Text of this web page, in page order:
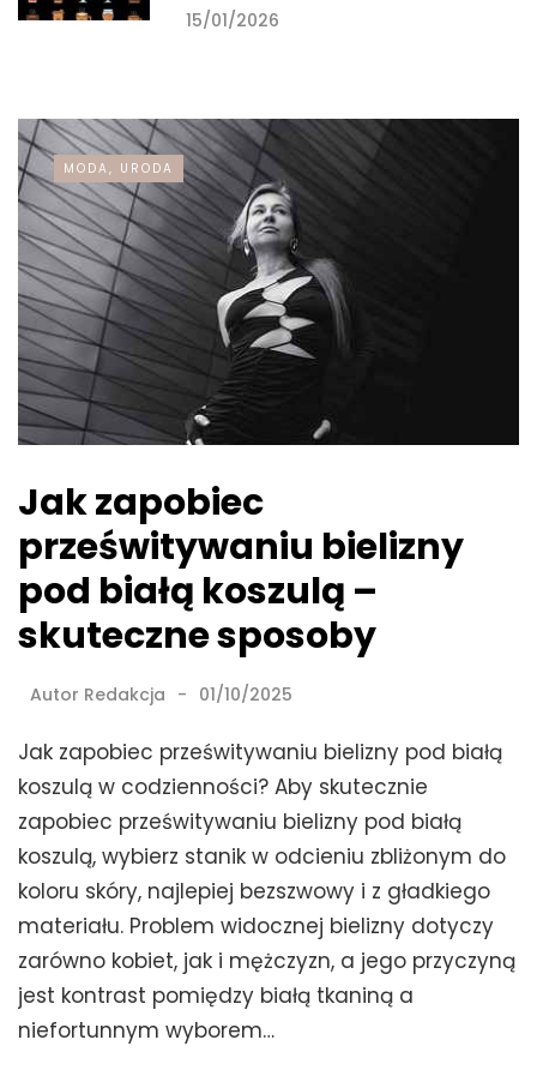
15/01/2026
MODA, URODA
Jak zapobiec
prześwitywaniu bielizny
pod białą koszulą –
skuteczne sposoby
Autor Redakcja 01/10/2025
Jak zapobiec prześwitywaniu bielizny pod białą
koszulą w codzienności? Aby skutecznie
zapobiec prześwitywaniu bielizny pod białą
koszulą, wybierz stanik w odcieniu zbliżonym do
koloru skóry, najlepiej bezszwowy i z gładkiego
materiału. Problem widocznej bielizny dotyczy
zarówno kobiet, jak i mężczyzn, a jego przyczyną
jest kontrast pomiędzy białą tkaniną a
niefortunnym wyborem…